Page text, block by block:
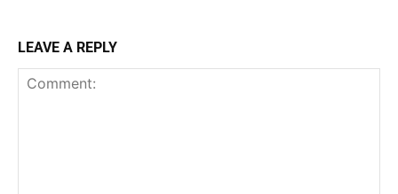
LEAVE A REPLY